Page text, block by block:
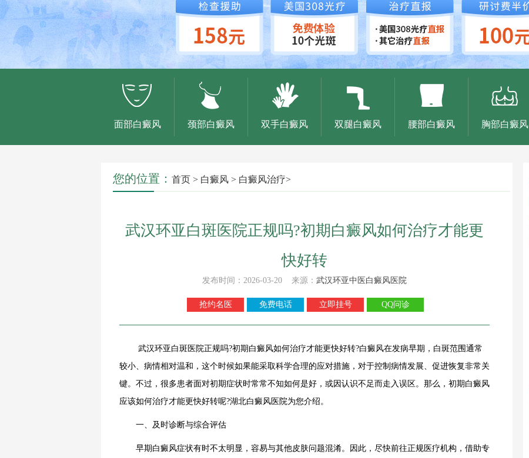
面部白癜风 颈部白癜风 双手白癜风 双腿白癜风 腰部白癜风 胸部白癜风
您的位置： 首页 > 白癜风 > 白癜风治疗>
武汉环亚白斑医院正规吗?初期白癜风如何治疗才能更
快好转
发布时间：2026-03-20 来源： 武汉环亚中医白癜风医院
抢约名医 免费电话 立即挂号 QQ问诊
武汉环亚白斑医院正规吗?初期白癜风如何治疗才能更快好转?白癜风在发病早期，白斑范围通常
较小、病情相对温和，这个时候如果能采取科学合理的应对措施，对于控制病情发展、促进恢复非常关
键。不过，很多患者面对初期症状时常常不知如何是好，或因认识不足而走入误区。那么，初期白癜风
应该如何治疗才能更快好转呢?湖北白癜风医院为您介绍。
一、及时诊断与综合评估
早期白癜风症状有时不太明显，容易与其他皮肤问题混淆。因此，尽快前往正规医疗机构，借助专